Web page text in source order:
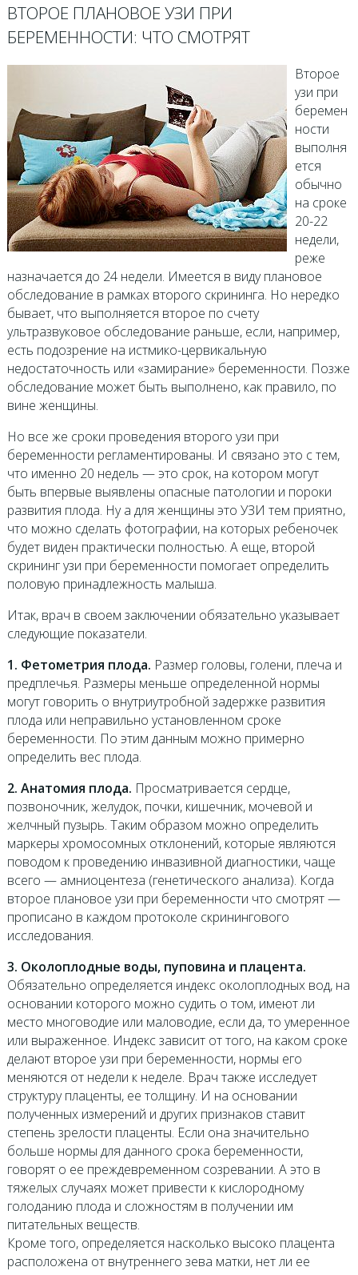
ВТОРОЕ ПЛАНОВОЕ УЗИ ПРИ
БЕРЕМЕННОСТИ: ЧТО СМОТРЯТ
Второе
узи при
беремен
ности
выполня
ется
обычно
на сроке
20-22
недели,
реже
назначается до 24 недели. Имеется в виду плановое
обследование в рамках второго скрининга. Но нередко
бывает, что выполняется второе по счету
ультразвуковое обследование раньше, если, например,
есть подозрение на истмико-цервикальную
недостаточность или «замирание» беременности. Позже
обследование может быть выполнено, как правило, по
вине женщины.
Но все же сроки проведения второго узи при
беременности регламентированы. И связано это с тем,
что именно 20 недель — это срок, на котором могут
быть впервые выявлены опасные патологии и пороки
развития плода. Ну а для женщины это УЗИ тем приятно,
что можно сделать фотографии, на которых ребеночек
будет виден практически полностью. А еще, второй
скрининг узи при беременности помогает определить
половую принадлежность малыша.
Итак, врач в своем заключении обязательно указывает
следующие показатели.
1. Фетометрия плода. Размер головы, голени, плеча и
предплечья. Размеры меньше определенной нормы
могут говорить о внутриутробной задержке развития
плода или неправильно установленном сроке
беременности. По этим данным можно примерно
определить вес плода.
2. Анатомия плода. Просматривается сердце,
позвоночник, желудок, почки, кишечник, мочевой и
желчный пузырь. Таким образом можно определить
маркеры хромосомных отклонений, которые являются
поводом к проведению инвазивной диагностики, чаще
всего — амниоцентеза (генетического анализа). Когда
второе плановое узи при беременности что смотрят —
прописано в каждом протоколе скринингового
исследования.
3. Околоплодные воды, пуповина и плацента.
Обязательно определяется индекс околоплодных вод, на
основании которого можно судить о том, имеют ли
место многоводие или маловодие, если да, то умеренное
или выраженное. Индекс зависит от того, на каком сроке
делают второе узи при беременности, нормы его
меняются от недели к неделе. Врач также исследует
структуру плаценты, ее толщину. И на основании
полученных измерений и других признаков ставит
степень зрелости плаценты. Если она значительно
больше нормы для данного срока беременности,
говорят о ее преждевременном созревании. А это в
тяжелых случаях может привести к кислородному
голоданию плода и сложностям в получении им
питательных веществ.
Кроме того, определяется насколько высоко плацента
расположена от внутреннего зева матки, нет ли ее